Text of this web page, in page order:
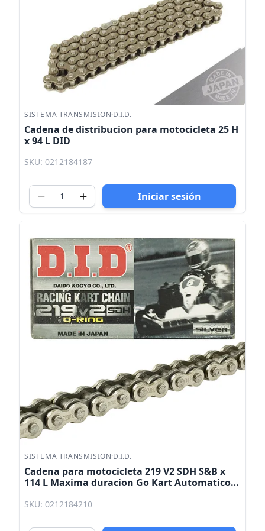
SISTEMA TRANSMISION·D.I.D.
Cadena de distribucion para motocicleta 25 H
x 94 L DID
SKU: 0212184187
Iniciar sesión
SISTEMA TRANSMISION·D.I.D.
Cadena para motocicleta 219 V2 SDH S&B x
114 L Maxima duracion Go Kart Automatico
SKU: 0212184210